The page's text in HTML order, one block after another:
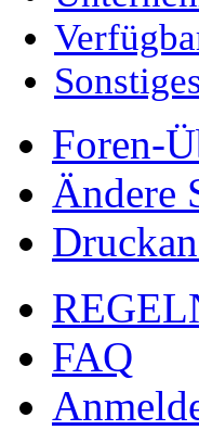
Foren-
Ändere
FAQ